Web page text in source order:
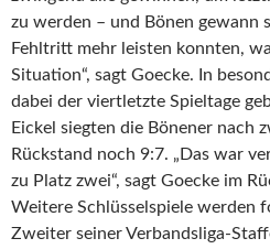
zu werden – und Bönen gewann
Fehltritt mehr leisten konnten,
Situation“, sagt Goecke. In
dabei der viertletzte Spieltage
Eickel siegten die Bönener nach
Rückstand noch 9:7. „Das war
zu Platz zwei“, sagt Goecke im
Weitere Schlüsselspiele werden
Zweiter seiner Verbandsliga-